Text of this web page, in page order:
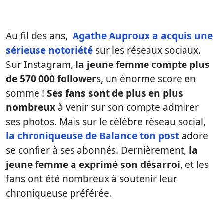
Au fil des ans, Agathe Auproux a acquis une
sérieuse notoriété sur les réseaux sociaux.
Sur Instagram, la jeune femme compte plus
de 570 000 followers, un énorme score en
somme ! Ses fans sont de plus en plus
nombreux à venir sur son compte admirer
ses photos. Mais sur le célèbre réseau social,
la chroniqueuse de Balance ton post adore
se confier à ses abonnés. Dernièrement, la
jeune femme a exprimé son désarroi, et les
fans ont été nombreux à soutenir leur
chroniqueuse préférée.